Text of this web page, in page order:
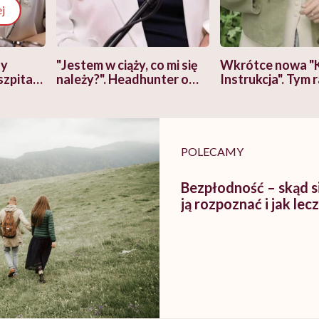
"Jestem w ciąży, co mi się
należy?". Headhunter o
Wkrótce nowa
Instrukcja". Tym
POLECAMY
Bezpłodność – skąd
ją rozpoznać i jak